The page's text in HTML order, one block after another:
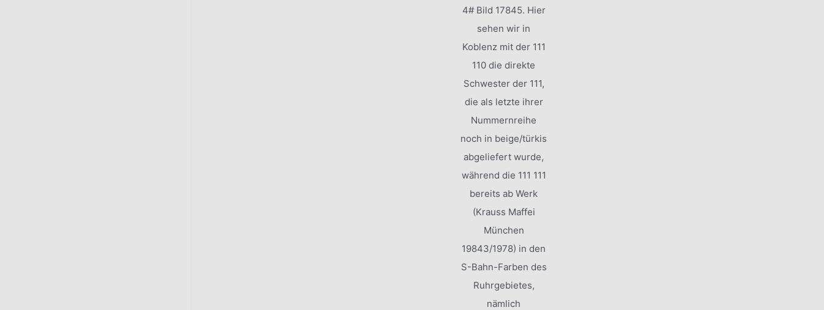
4# Bild 17845. Hier
sehen wir in
Koblenz mit der 111
110 die direkte
Schwester der 111,
die als letzte ihrer
Nummernreihe
noch in beige/türkis
abgeliefert wurde,
während die 111 111
bereits ab Werk
(Krauss Maffei
München
19843/1978) in den
S-Bahn-Farben des
Ruhrgebietes,
nämlich